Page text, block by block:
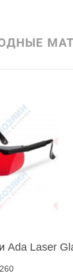
Ada Laser